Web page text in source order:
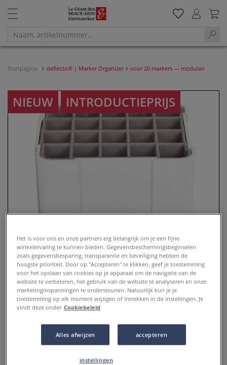
Startpagina deflecto® | Marker Organizer ○ voor 20 markers — modulair
NIEUW INTRODUCTIEPRIJS
deflecto® | Marker Organizer ○
voor 20 markers — modulair
Het is voor ons en onze partners erg belangrijk om je een fijne
winkelervaring te kunnen bieden. Gegevensbeschermingsbeginselen
zoals gegevensbesparing, transparantie en beveiliging hebben de
hoogste prioriteit. Door op "Accepteren" te klikken, geef je toestemming
voor het opslaan van cookies op je apparaat om de navigatie van de
website te verbeteren, het gebruik van de website te analyseren en onze
marketinginspanningen te ondersteunen. Natuurlijk kun je je
toestemming op elk moment wijzigen of intrekken in de instellingen. Je
vindt deze onder Cookiebeleid
Alles afwijzen accepteren
instellingen